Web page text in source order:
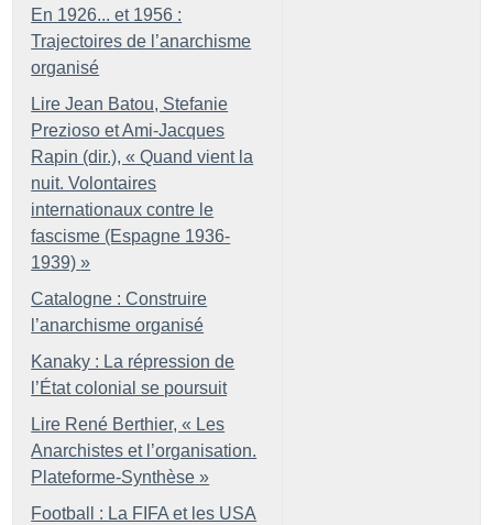
En 1926... et 1956 :
Trajectoires de l’anarchisme
organisé
Lire Jean Batou, Stefanie
Prezioso et Ami-Jacques
Rapin (dir.), « Quand vient la
nuit. Volontaires
internationaux contre le
fascisme (Espagne 1936-
1939) »
Catalogne : Construire
l’anarchisme organisé
Kanaky : La répression de
l’État colonial se poursuit
Lire René Berthier, « Les
Anarchistes et l’organisation.
Plateforme-Synthèse »
Football : La FIFA et les USA